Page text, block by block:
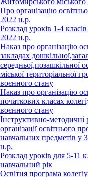
Про організацію
2022 н.р.
Розклад уроків 1-4
2022 н.р.
Наказ про організацію
закладах
середньої,позашкільної
міської територіальної
воєнного стану
Наказ про організацію
початкових класах
воєнного стану
Інструктивно-методичні
організації освітнього
навчальних предметів у
н.р.
Розклад уроків для 5-11
навчальний рік
Освітня програма